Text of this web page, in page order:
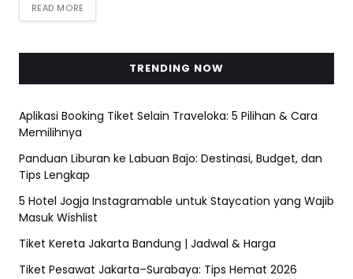
READ MORE
TRENDING NOW
Aplikasi Booking Tiket Selain Traveloka: 5 Pilihan & Cara
Memilihnya
Panduan Liburan ke Labuan Bajo: Destinasi, Budget, dan
Tips Lengkap
5 Hotel Jogja Instagramable untuk Staycation yang Wajib
Masuk Wishlist
Tiket Kereta Jakarta Bandung | Jadwal & Harga
Tiket Pesawat Jakarta–Surabaya: Tips Hemat 2026